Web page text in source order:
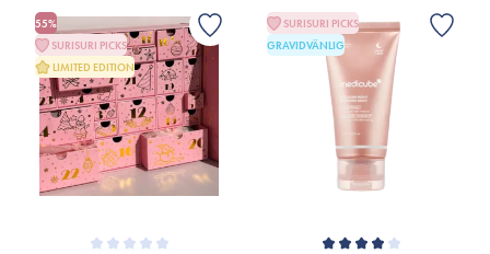
55%
SURISURI PICKS
LIMITED EDITION
SURISURI PICKS
GRAVIDVÄNLIG